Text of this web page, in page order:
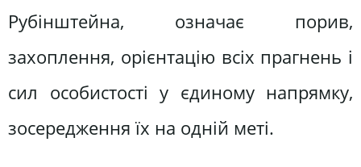
Рубінштейна, означає порив,
захоплення, орієнтацію всіх прагнень і
сил особистості у єдиному напрямку,
зосередження їх на одній меті.